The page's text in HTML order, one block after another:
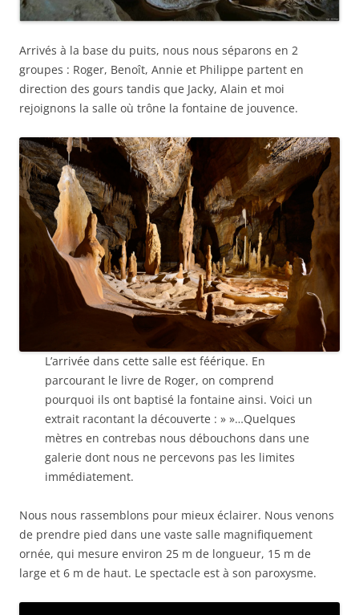
Arrivés à la base du puits, nous nous séparons en 2
groupes : Roger, Benoît, Annie et Philippe partent en
direction des gours tandis que Jacky, Alain et moi
rejoignons la salle où trône la fontaine de jouvence.
L’arrivée dans cette salle est féérique. En
parcourant le livre de Roger, on comprend
pourquoi ils ont baptisé la fontaine ainsi. Voici un
extrait racontant la découverte : » »…Quelques
mètres en contrebas nous débouchons dans une
galerie dont nous ne percevons pas les limites
immédiatement.
Nous nous rassemblons pour mieux éclairer. Nous venons
de prendre pied dans une vaste salle magnifiquement
ornée, qui mesure environ 25 m de longueur, 15 m de
large et 6 m de haut. Le spectacle est à son paroxysme.